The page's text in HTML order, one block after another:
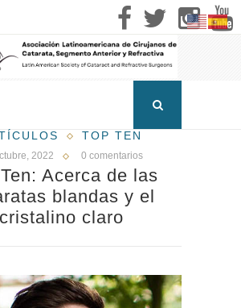
TOP TEN
2022 0 comentarios
Acerca de las
blandas y el
cristalino claro